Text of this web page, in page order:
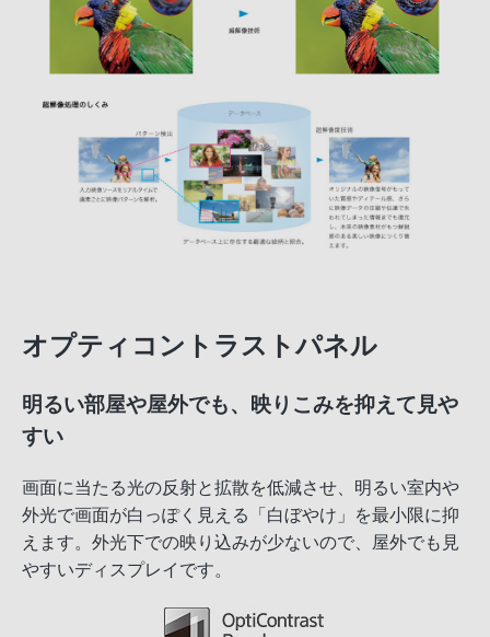
オプティコントラストパネル
明るい部屋や屋外でも、映りこみを抑えて見や
すい
画面に当たる光の反射と拡散を低減させ、明るい室内や
外光で画面が白っぽく見える「白ぼやけ」を最小限に抑
えます。外光下での映り込みが少ないので、屋外でも見
やすいディスプレイです。